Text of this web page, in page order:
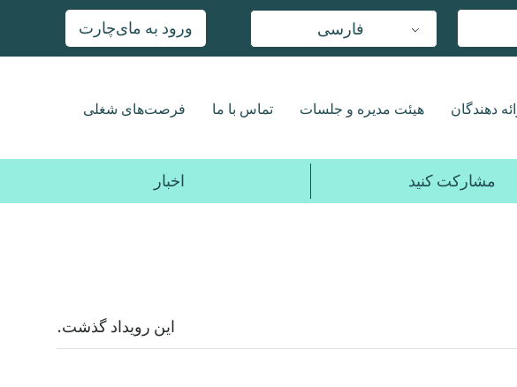
فارسی ورود به مای‌چارت
دهندگان هیئت مدیره و جلسات تماس با ما فرصت‌های شغلی
مشارکت کنید اخبار
این رویداد گذشت.